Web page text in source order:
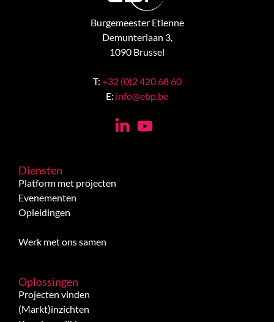
Burgemeester Etienne
Demunterlaan 3,
1090 Brussel
T: +32 (0)2 420 68 60
E: info@ebp.be
Diensten
Platform met projecten
Evenementen
Opleidingen
Werk met ons samen
Oplossingen
Projecten vinden
(Markt)inzichten